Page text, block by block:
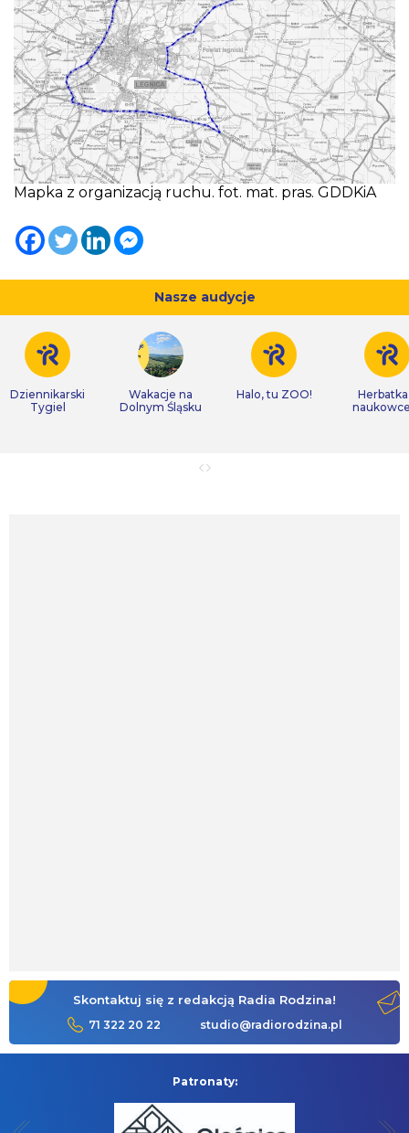
Mapka z organizacją ruchu. fot. mat. pras. GDDKiA
Nasze audycje
Dziennikarski
Tygiel
Wakacje na
Dolnym Śląsku
Halo, tu ZOO!
Skontaktuj się z redakcją Radia Rodzina!
71 322 20 22 studio@radiorodzina.pl
Patronaty: